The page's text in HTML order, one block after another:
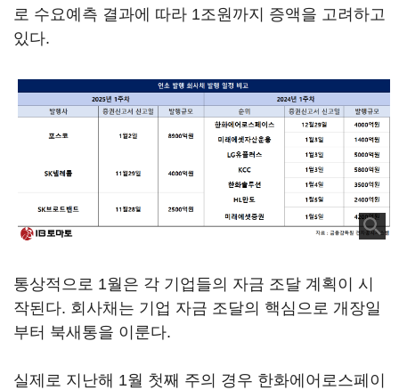
로 수요예측 결과에 따라 1조원까지 증액을 고려하고
있다.
통상적으로 1월은 각 기업들의 자금 조달 계획이 시
작된다. 회사채는 기업 자금 조달의 핵심으로 개장일
부터 북새통을 이룬다.
실제로 지난해 1월 첫째 주의 경우 한화에어로스페이